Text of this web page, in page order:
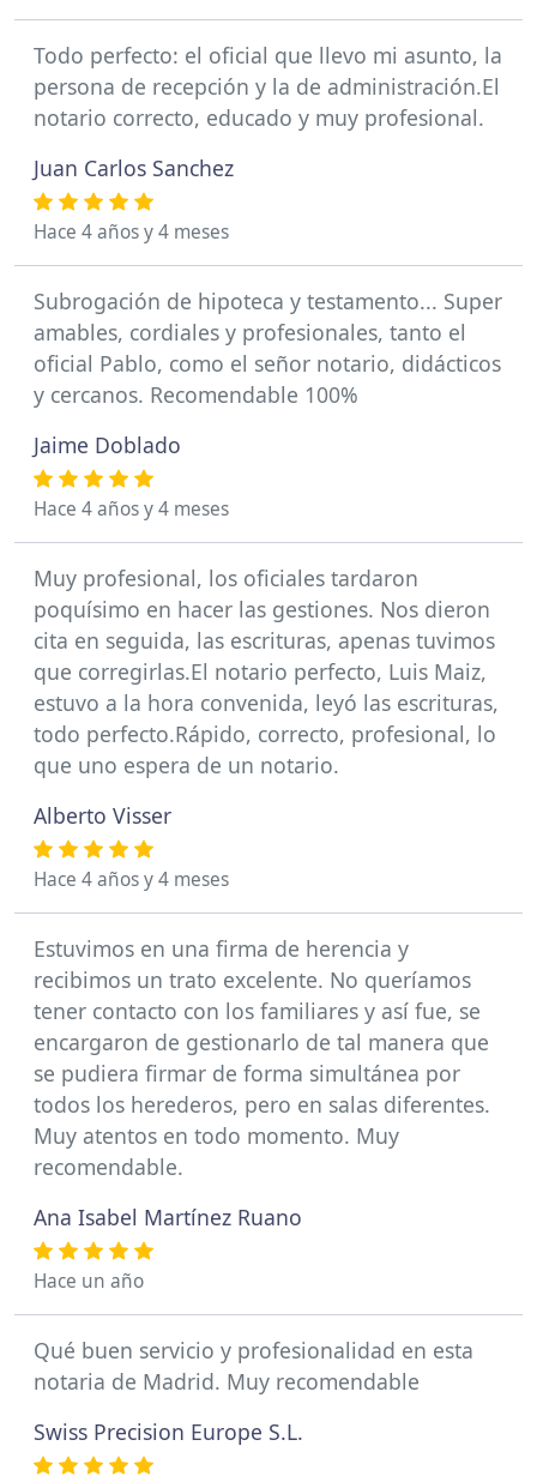
Todo perfecto: el oficial que llevo mi asunto, la
persona de recepción y la de administración.El
notario correcto, educado y muy profesional.
Juan Carlos Sanchez
Hace 4 años y 4 meses
Subrogación de hipoteca y testamento... Super
amables, cordiales y profesionales, tanto el
oficial Pablo, como el señor notario, didácticos
y cercanos. Recomendable 100%
Jaime Doblado
Hace 4 años y 4 meses
Muy profesional, los oficiales tardaron
poquísimo en hacer las gestiones. Nos dieron
cita en seguida, las escrituras, apenas tuvimos
que corregirlas.El notario perfecto, Luis Maiz,
estuvo a la hora convenida, leyó las escrituras,
todo perfecto.Rápido, correcto, profesional, lo
que uno espera de un notario.
Alberto Visser
Hace 4 años y 4 meses
Estuvimos en una firma de herencia y
recibimos un trato excelente. No queríamos
tener contacto con los familiares y así fue, se
encargaron de gestionarlo de tal manera que
se pudiera firmar de forma simultánea por
todos los herederos, pero en salas diferentes.
Muy atentos en todo momento. Muy
recomendable.
Ana Isabel Martínez Ruano
Hace un año
Qué buen servicio y profesionalidad en esta
notaria de Madrid. Muy recomendable
Swiss Precision Europe S.L.